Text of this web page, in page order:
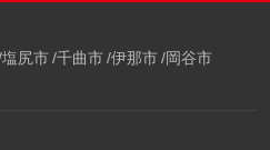
塩尻市 千曲市 伊那市 岡谷市